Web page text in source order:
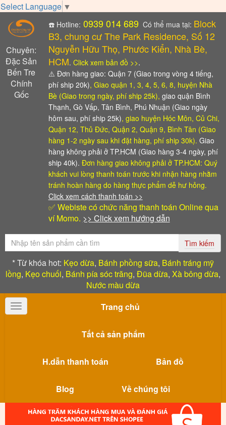
Select Language ▼
Chuyên:
Đặc Sản
Bến Tre
Chính
Gốc
☎️ Hotline: 0939 014 689 Có thể mua tại: Block
B3, chung cư The Park Residence, Số 12
Nguyễn Hữu Thọ, Phước Kiển, Nhà Bè,
HCM. Click xem bản đồ >>.
⚠️ Đơn hàng giao: Quận 7 (Giao trong vòng 4 tiếng,
phí ship 20k), Giao quận 1, 3, 4, 5, 6, 8, huyện Nhà
Bè (Giao trong ngày, phí ship 25k), giao quận Bình
Thạnh, Gò Vấp, Tân Bình, Phú Nhuận (Giao ngày
hôm sau, phí ship 25k), giao huyện Hóc Môn, Củ Chi,
Quận 12, Thủ Đức, Quận 2, Quận 9, Bình Tân (Giao
hàng 1-2 ngày sau khi đặt hàng, phí ship 30k). Giao
hàng không phải ở TP.HCM (Giao hàng 3-4 ngày, phí
ship 40k). Đơn hàng giao không phải ở TP.HCM: Quý
khách vui lòng thanh toán trước khi nhận hàng nhằm
tránh hoàn hàng do hàng thực phẩm dễ hư hỏng.
Click xem cách thanh toán >>
✅ Webiste có chức năng thanh toán Online qua
ví Momo. >> Click xem hướng dẫn
Tìm kiếm
* Từ khóa hot: Kẹo dừa, Bánh phồng sữa, Bánh tráng mỹ
lồng, Kẹo chuối, Bánh pía sóc trăng, Đũa dừa, Xà bông dừa,
Nước màu dừa
Toggle
navigation
Trang chủ
Tất cả sản phẩm
H.dẫn thanh toán Bản đồ
Blog Về chúng tôi